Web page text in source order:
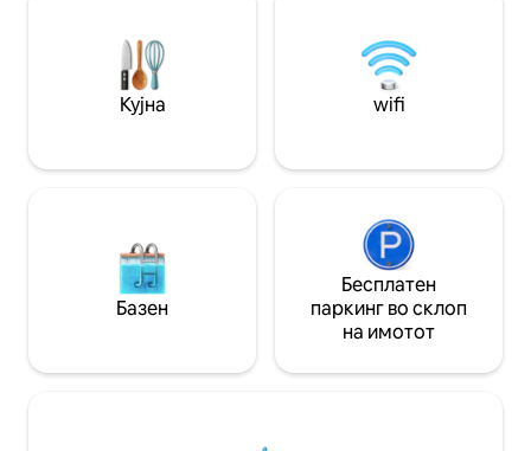
совршено урбано прибежиште.
Резервирајте го своето патување во
Талин уште денес! Тимот на SmartStay
Estonia ви посакува добредојде!
пријавување и
барање) • брз wifi
• Бесплатно
Достапно е
Кујна wifi
Базен
Бесплатен
паркинг во склоп
на имотот